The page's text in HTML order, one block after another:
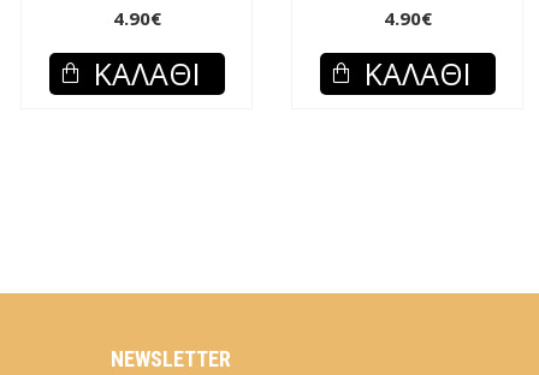
4.90€
ΚΑΛΆΘΙ
4.90€
ΚΑΛΆΘΙ
NEWSLETTER